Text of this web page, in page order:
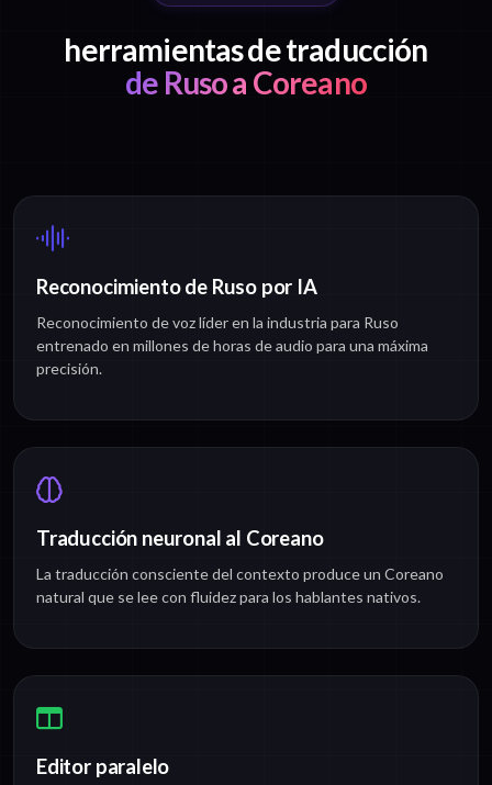
herramientas de traducción
de Ruso a Coreano
Reconocimiento de Ruso por IA
Reconocimiento de voz líder en la industria para Ruso
entrenado en millones de horas de audio para una máxima
precisión.
Traducción neuronal al Coreano
La traducción consciente del contexto produce un Coreano
natural que se lee con fluidez para los hablantes nativos.
Editor paralelo